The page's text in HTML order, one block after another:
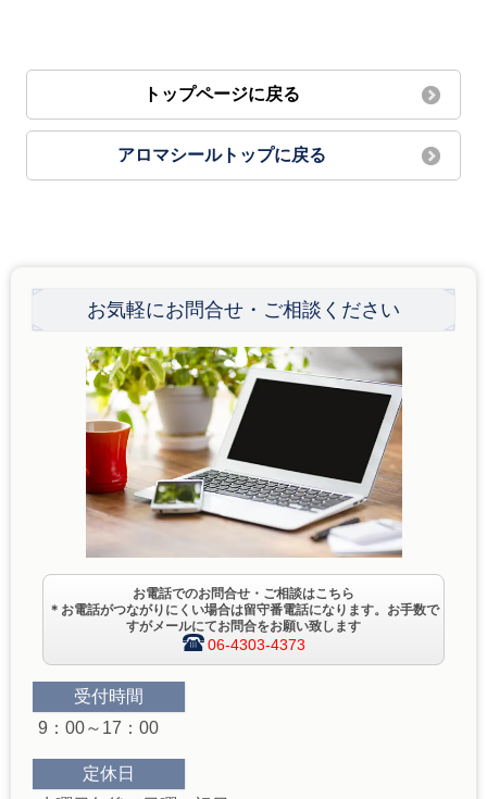
トップページに戻る
アロマシールトップに戻る
お気軽にお問合せ・ご相談ください
お電話でのお問合せ・ご相談はこちら
＊お電話がつながりにくい場合は留守番電話になります。お手数で
すがメールにてお問合をお願い致します
06-4303-4373
受付時間
9：00～17：00
定休日